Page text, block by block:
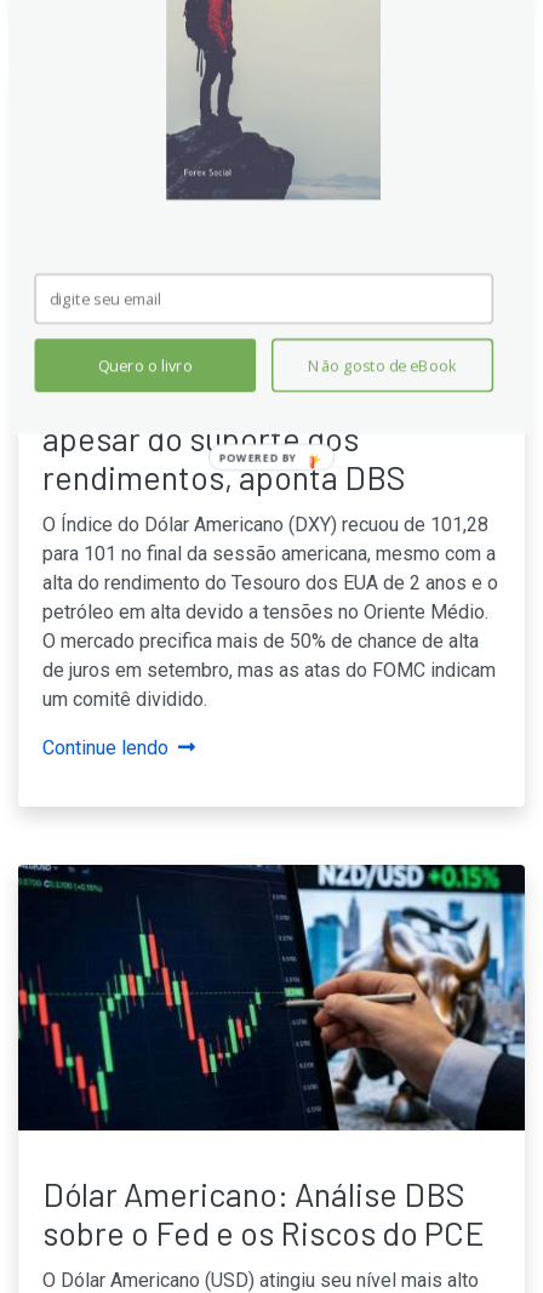
Dólar Americano (DXY): Cai
apesar do suporte dos
rendimentos, aponta DBS
O Índice do Dólar Americano (DXY) recuou de 101,28
para 101 no final da sessão americana, mesmo com a
alta do rendimento do Tesouro dos EUA de 2 anos e o
petróleo em alta devido a tensões no Oriente Médio.
O mercado precifica mais de 50% de chance de alta
de juros em setembro, mas as atas do FOMC indicam
um comitê dividido.
Continue lendo
Dólar Americano: Análise DBS
sobre o Fed e os Riscos do PCE
O Dólar Americano (USD) atingiu seu nível mais alto
Quero o livro Não gosto de eBook
POWERED
BY